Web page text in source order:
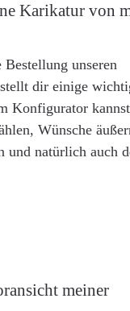
Karikatur von
unseren
dir einige
Konfigurator
Wünsche
und natürlich auch
meiner